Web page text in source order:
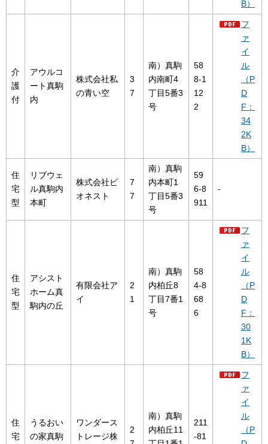
B）
介
護
付
アウルコ
ート真駒
内
株式会社私
の青い空
3
7
南）真駒
内南町4
丁目5番3
号
58
8-1
12
2
フ
ァ
イ
ル
（P
D
F：
34
2K
B）
住
宅
型
リブウェ
ル真駒内
本町
株式会社ビ
オネスト
7
7
南）真駒
内本町1
丁目5番3
号
59
6-8
911
-
住
宅
型
アシスト
ホーム真
駒内の丘
有限会社ア
イ
2
1
南）真駒
内柏丘8
丁目7番1
号
58
4-8
68
6
フ
ァ
イ
ル
（P
D
F：
30
1K
B）
住
宅
うるおい
の家真駒
ワンダース
トレージ株
2
南）真駒
内柏丘11
211
-81
フ
ァ
イ
ル
（P